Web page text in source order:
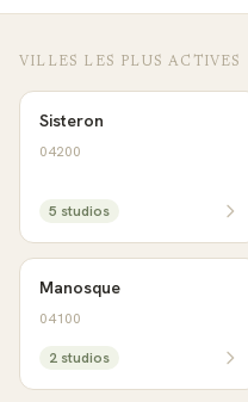
VILLES LES PLUS ACTIVES
Sisteron
04200
5 studios
Manosque
04100
2 studios